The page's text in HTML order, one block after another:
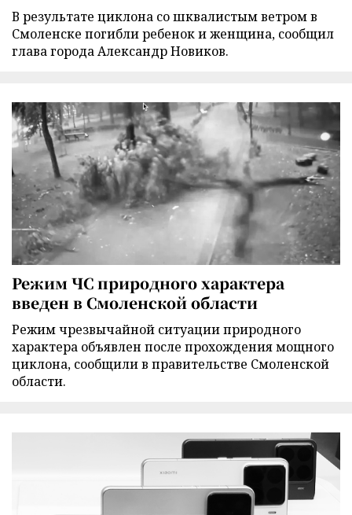
В результате циклона со шквалистым ветром в
Смоленске погибли ребенок и женщина, сообщил
глава города Александр Новиков.
Режим ЧС природного характера
введен в Смоленской области
Режим чрезвычайной ситуации природного
характера объявлен после прохождения мощного
циклона, сообщили в правительстве Смоленской
области.